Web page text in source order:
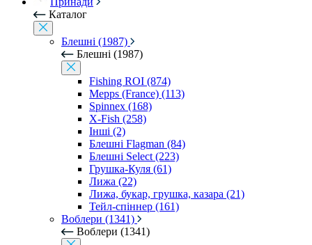
Каталог
Блешні (1987)
Блешні (1987)
Fishing ROI (874)
Mepps (France) (113)
Spinnex (168)
X-Fish (258)
Інші (2)
Блешні Flagman (84)
Блешні Select (223)
Грушка-Куля (61)
Лижа (22)
Лижа, букар, грушка, казара (21)
Тейл-спіннер (161)
Воблери (1341)
Воблери (1341)